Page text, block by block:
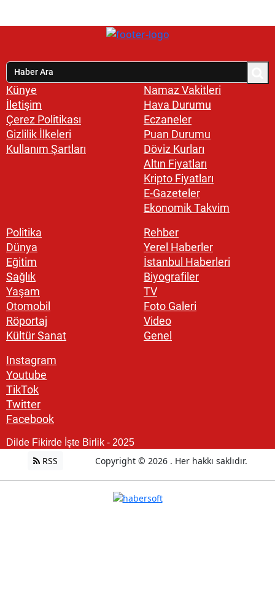
Künye
İletişim
Çerez Politikası
Gizlilik İlkeleri
Kullanım Şartları
Namaz Vakitleri
Hava Durumu
Eczaneler
Puan Durumu
Döviz Kurları
Altın Fiyatları
Kripto Fiyatları
E-Gazeteler
Ekonomik Takvim
Politika
Dünya
Eğitim
Sağlık
Yaşam
Otomobil
Röportaj
Kültür Sanat
Rehber
Yerel Haberler
İstanbul Haberleri
Biyografiler
TV
Foto Galeri
Video
Genel
Instagram
Youtube
TikTok
Twitter
Facebook
Dilde Fikirde İşte Birlik - 2025
RSS Copyright © 2026 . Her hakkı saklıdır.